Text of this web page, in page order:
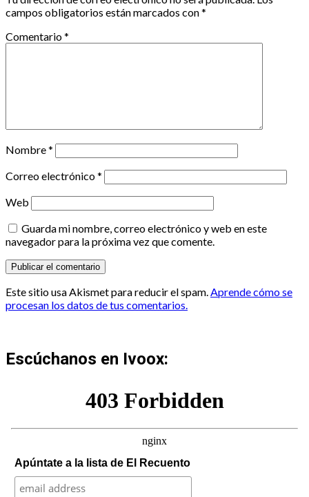
campos obligatorios están marcados con*
Comentario*
Nombre*
Correo electrónico*
Web
Guarda mi nombre, correo electrónico y web en este
navegador para la próxima vez que comente.
Este sitio usa Akismet para reducir el spam.Aprende cómo se
procesan los datos de tus comentarios.
Escúchanos en Ivoox:
Apúntate a la lista de El Recuento